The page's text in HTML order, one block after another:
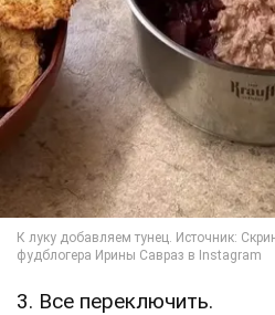
3. Все переключить.